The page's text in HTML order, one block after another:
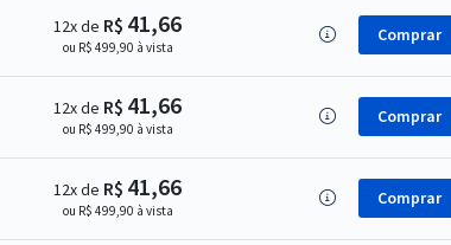
12x de R$ 41,66
ou R$ 499,90 à vista
Comprar
12x de R$ 41,66
ou R$ 499,90 à vista
Comprar
12x de R$ 41,66
ou R$ 499,90 à vista
Comprar